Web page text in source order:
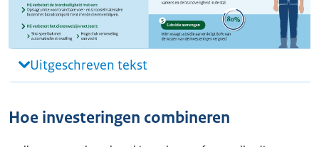
Uitgeschreven tekst
Hoe investeringen combineren